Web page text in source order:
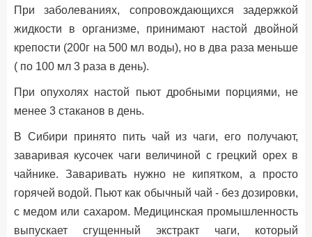
При заболеваниях, сопровождающихся задержкой
жидкости в организме, принимают настой двойной
крепости (200г на 500 мл воды), но в два раза меньше
( по 100 мл 3 раза в день).
При опухолях настой пьют дробными порциями, не
менее 3 стаканов в день.
В Сибири принято пить чай из чаги, его получают,
заваривая кусочек чаги величиной с грецкий орех в
чайнике. Заваривать нужно не кипятком, а просто
горячей водой. Пьют как обычный чай - без дозировки,
с медом или сахаром. Медицинская промышленность
выпускает сгущенный экстракт чаги, который